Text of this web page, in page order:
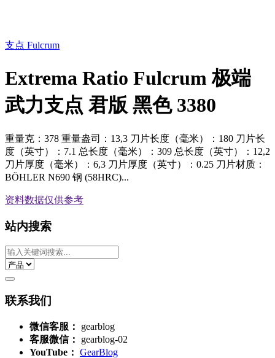
支点 Fulcrum
Extrema Ratio Fulcrum 极端
武力支点 君版 黑色 3380
重量克：378 重量盎司：13,3 刀片长度（毫米）：180 刀片长
度（英寸）：7.1 总长度（毫米）：309 总长度（英寸）：12,2
刀片厚度（毫米）：6,3 刀片厚度（英寸）：0.25 刀片材质：
BÖHLER N690 钢 (58HRC)...
资料数据仅供参考
站内搜索
联系我们
微信客服：
gearblog
客服微信：
gearblog-02
YouTube： GearBlog